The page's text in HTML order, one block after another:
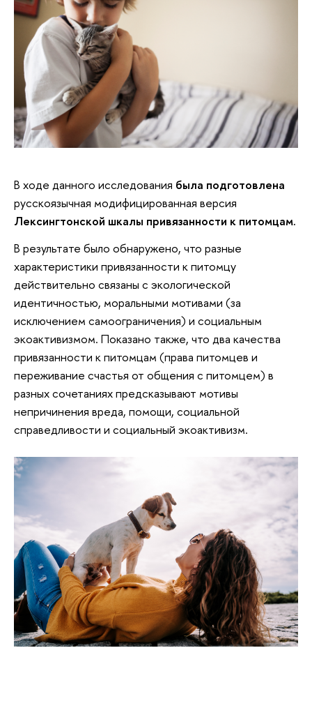
В ходе данного исследования была подготовлена
русскоязычная модифицированная версия
Лексингтонской шкалы привязанности к питомцам.
В результате было обнаружено, что разные
характеристики привязанности к питомцу
действительно связаны с экологической
идентичностью, моральными мотивами (за
исключением самоограничения) и социальным
экоактивизмом. Показано также, что два качества
привязанности к питомцам (права питомцев и
переживание счастья от общения с питомцем) в
разных сочетаниях предсказывают мотивы
непричинения вреда, помощи, социальной
справедливости и социальный экоактивизм.